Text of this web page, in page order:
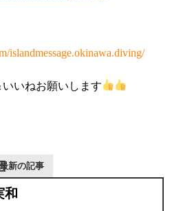
islandmessage.okinawa.diving/
いねお願いします
新の記事
和